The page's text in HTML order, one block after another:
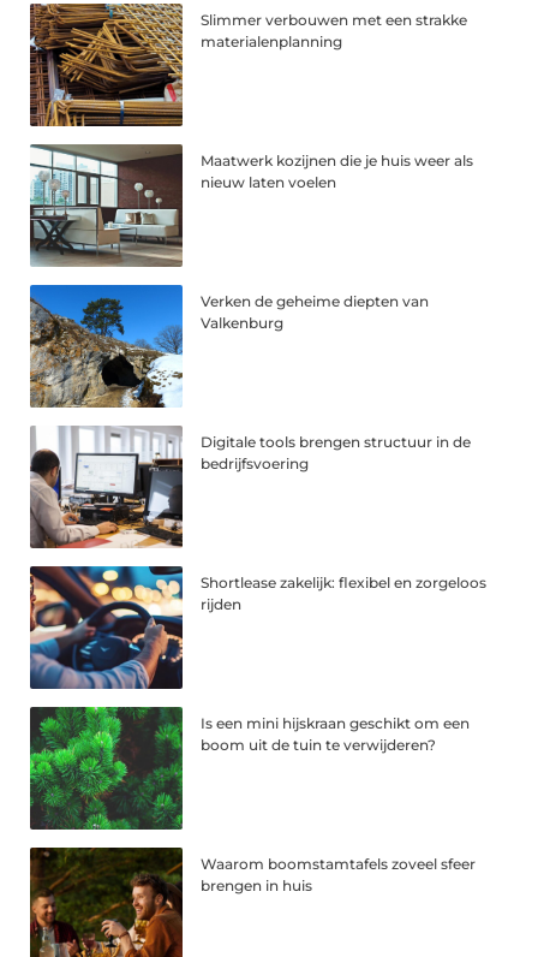
Slimmer verbouwen met een strakke
materialenplanning
Maatwerk kozijnen die je huis weer als
nieuw laten voelen
Verken de geheime diepten van
Valkenburg
Digitale tools brengen structuur in de
bedrijfsvoering
Shortlease zakelijk: flexibel en zorgeloos
rijden
Is een mini hijskraan geschikt om een
boom uit de tuin te verwijderen?
Waarom boomstamtafels zoveel sfeer
brengen in huis